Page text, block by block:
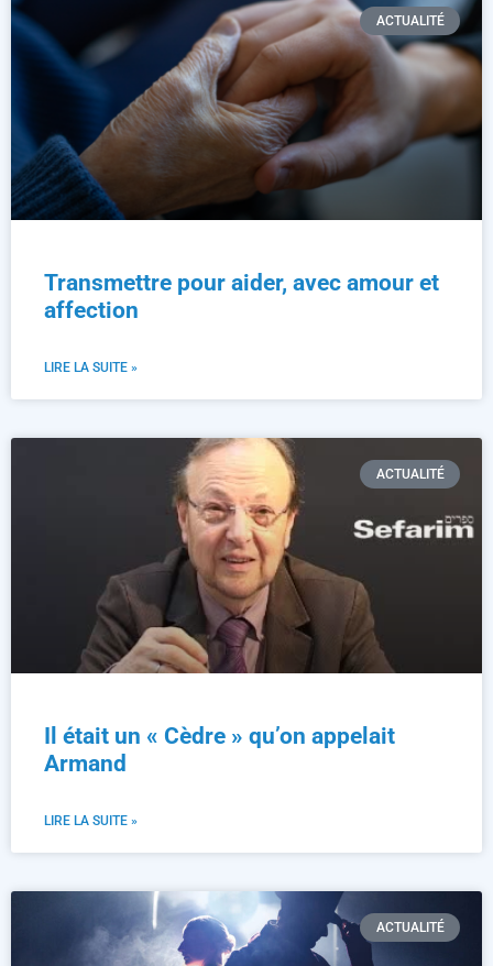
ACTUALITÉ
Transmettre pour aider, avec amour et
affection
LIRE LA SUITE »
ACTUALITÉ
Il était un « Cèdre » qu’on appelait
Armand
LIRE LA SUITE »
ACTUALITÉ